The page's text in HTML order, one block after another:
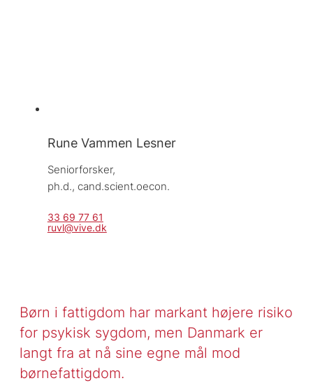
Rune Vammen Lesner
Seniorforsker,
ph.d., cand.scient.oecon.
33 69 77 61
ruvl@vive.dk
Børn i fattigdom har markant højere risiko
for psykisk sygdom, men Danmark er
langt fra at nå sine egne mål mod
børnefattigdom.